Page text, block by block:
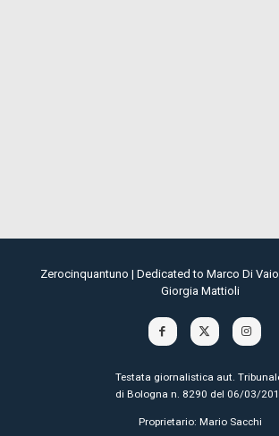
Zerocinquantuno | Dedicated to Marco Di
Giorgia Mattioli
Testata giornalistica aut.
di Bologna n. 8290 del 06/03/
Proprietario: Mario Sacchi